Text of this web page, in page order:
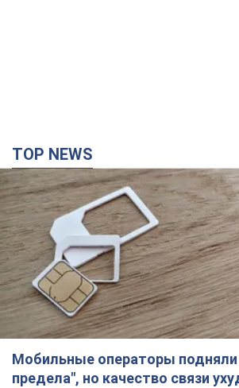
TOP NEWS
Мобильные операторы
предела", но качество связи